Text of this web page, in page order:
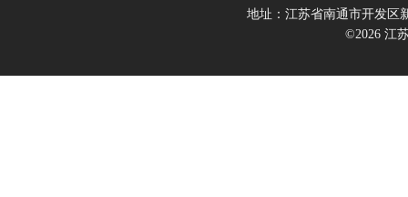
地址：江苏省南通市开发区
©2026 江